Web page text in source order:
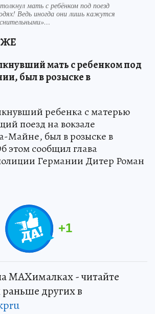
мать с ребёнком под поезд
Ведь иногда они лишь кажутся
мать с ребенком под
был в розыске в
ребенка с матерью
поезд на вокзале
Майне, был в розыске в
сообщил глава
Германии Дитер Роман
+1
MAXималках - читайте
других в